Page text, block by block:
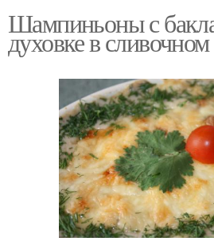
Шампиньоны с
духовке в сливочном